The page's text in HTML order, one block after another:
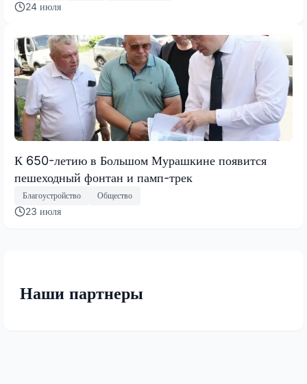
24 июля
К 650-летию в Большом Мурашкине появится
пешеходный фонтан и памп-трек
Благоустройство Общество
23 июля
Наши партнеры